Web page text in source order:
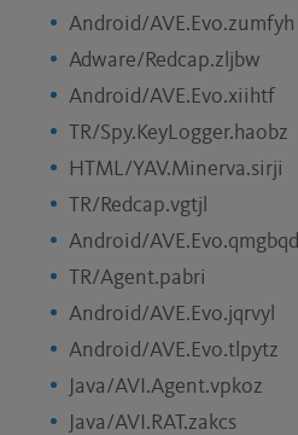
Android/AVE.Evo.zumfyh
Adware/Redcap.zljbw
Android/AVE.Evo.xiihtf
TR/Spy.KeyLogger.haobz
HTML/YAV.Minerva.sirji
TR/Redcap.vgtjl
Android/AVE.Evo.qmgbqd
TR/Agent.pabri
Android/AVE.Evo.jqrvyl
Android/AVE.Evo.tlpytz
Java/AVI.Agent.vpkoz
Java/AVI.RAT.zakcs